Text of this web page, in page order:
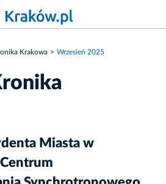
Krakowa Wrzesień 2025
Miasta w